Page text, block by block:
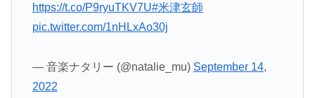
https://t.co/P9ryuTKV7U#米津玄師
pic.twitter.com/1nHLxAo30j
— 音楽ナタリー (@natalie_mu) September 14,
2022